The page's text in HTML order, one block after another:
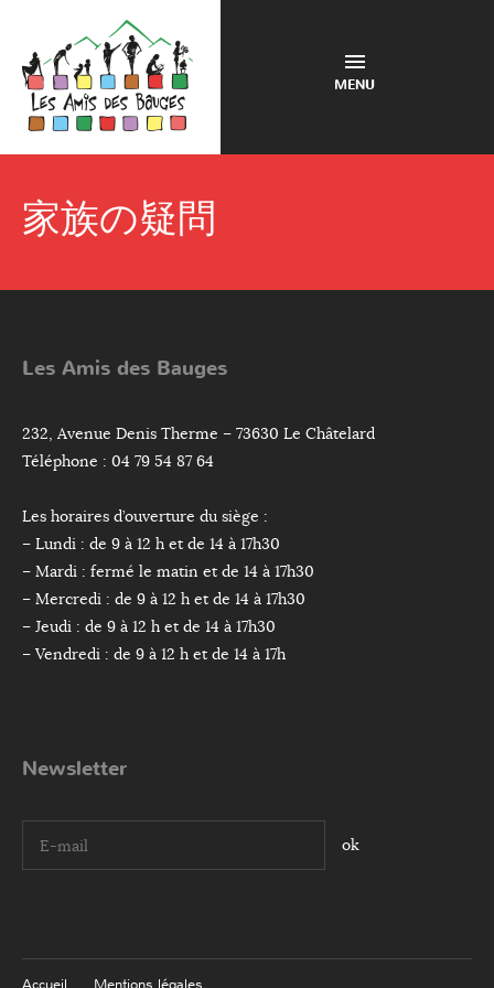
MENU
家族の疑問
Les Amis des Bauges
232, Avenue Denis Therme – 73630 Le Châtelard
Téléphone : 04 79 54 87 64
Les horaires d’ouverture du siège :
– Lundi : de 9 à 12 h et de 14 à 17h30
– Mardi : fermé le matin et de 14 à 17h30
– Mercredi : de 9 à 12 h et de 14 à 17h30
– Jeudi : de 9 à 12 h et de 14 à 17h30
– Vendredi : de 9 à 12 h et de 14 à 17h
Newsletter
I agree terms and conditions.*
Accueil Mentions légales